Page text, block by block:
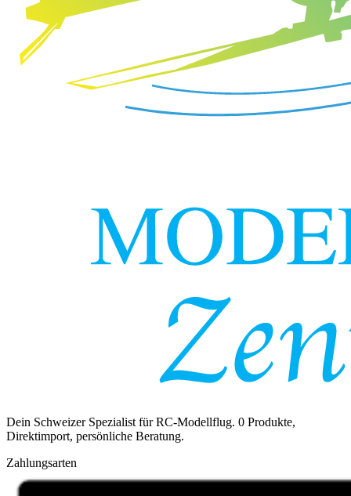
Dein Schweizer Spezialist für RC-Modellflug. 0 Produkte,
Direktimport, persönliche Beratung.
Zahlungsarten